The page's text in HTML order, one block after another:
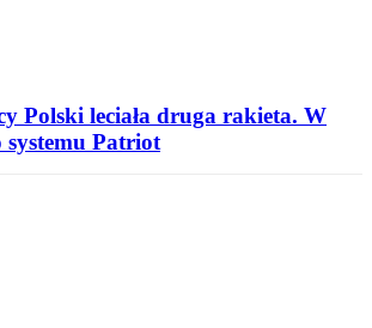
Polski leciała druga rakieta. W
systemu Patriot